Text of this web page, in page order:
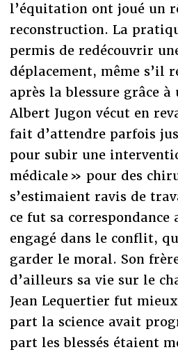
l’équitation ont joué un
reconstruction. La
permis de redécouvrir
déplacement, même s’il
après la blessure grâce à
Albert Jugon vécut en
fait d’attendre parfois
pour subir une
médicale » pour des
s’estimaient ravis de
ce fut sa correspondance
engagé dans le conflit,
garder le moral. Son
d’ailleurs sa vie sur le
Jean Lequertier fut
part la science avait
part les blessés étaient